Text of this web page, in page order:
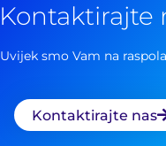
Kontaktirajte
Uvijek smo Vam na
Kontaktirajte nas